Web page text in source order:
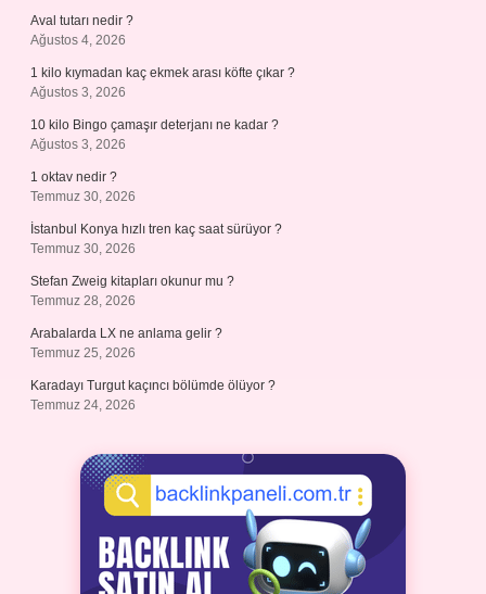
Aval tutarı nedir ?
Ağustos 4, 2026
1 kilo kıymadan kaç ekmek arası köfte çıkar ?
Ağustos 3, 2026
10 kilo Bingo çamaşır deterjanı ne kadar ?
Ağustos 3, 2026
1 oktav nedir ?
Temmuz 30, 2026
İstanbul Konya hızlı tren kaç saat sürüyor ?
Temmuz 30, 2026
Stefan Zweig kitapları okunur mu ?
Temmuz 28, 2026
Arabalarda LX ne anlama gelir ?
Temmuz 25, 2026
Karadayı Turgut kaçıncı bölümde ölüyor ?
Temmuz 24, 2026